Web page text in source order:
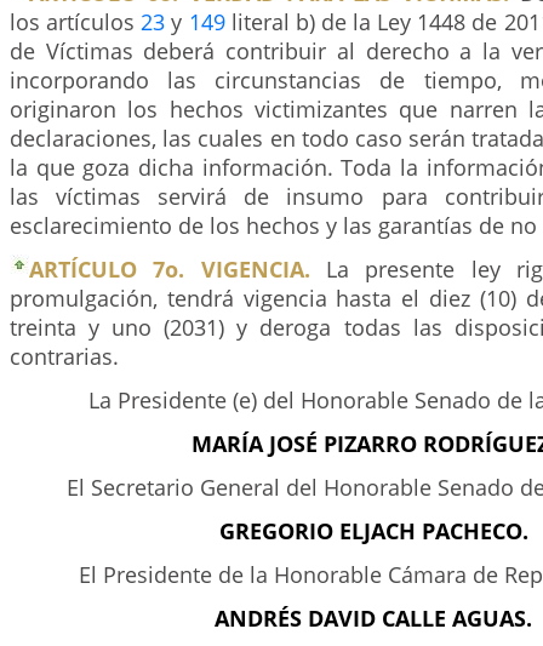
los artículos23 y 149literal b) de la Ley 1448 de
de Víctimas deberá contribuir al derecho a la
incorporando las circunstancias de tiempo,
originaron los hechos victimizantes que narren
declaraciones, las cuales en todo caso serán
la que goza dicha información. Toda la
las víctimas servirá de insumo para
esclarecimiento de los hechos y las garantías de
ARTÍCULO 7o. VIGENCIA. La presente ley
promulgación, tendrá vigencia hasta el diez (10)
treinta y uno (2031) y deroga todas las
contrarias.
La Presidente (e) del Honorable Senado de
MARÍA JOSÉ PIZARRO
El Secretario General del Honorable Senado
GREGORIO ELJACH PACHECO.
El Presidente de la Honorable Cámara de
ANDRÉS DAVID CALLE AGUAS.